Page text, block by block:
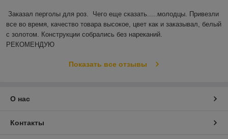
Заказал перголы для роз.  Чего еще сказать.....молодцы. Привезли
все во время, качество товара высокое, цвет как и заказывал, белый
с золотом. Конструкции собрались без нареканий.
РЕКОМЕНДУЮ
Показать все отзывы
О нас
Контакты